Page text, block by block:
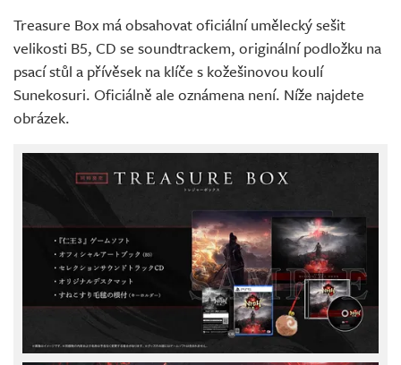
Treasure Box má obsahovat oficiální umělecký sešit
velikosti B5, CD se soundtrackem, originální podložku na
psací stůl a přívěsek na klíče s kožešinovou koulí
Sunekosuri. Oficiálně ale oznámena není. Níže najdete
obrázek.